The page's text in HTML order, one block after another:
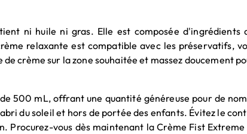
ni huile ni gras. Elle est composée d'ingrédients
relaxante est compatible avec les préservatifs,
crème sur la zone souhaitée et massez doucement
500 mL, offrant une quantité généreuse pour de
du soleil et hors de portée des enfants. Évitez le
vous dès maintenant la Crème Fist